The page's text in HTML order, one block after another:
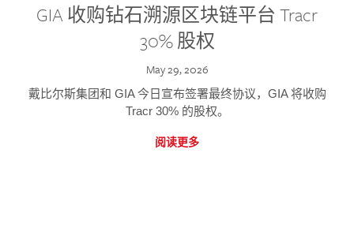
GIA 收购钻石溯源区块链平台 Tracr
30% 股权
May 29, 2026
戴比尔斯集团和 GIA 今日宣布签署最终协议，GIA 将收购
Tracr 30% 的股权。
阅读更多